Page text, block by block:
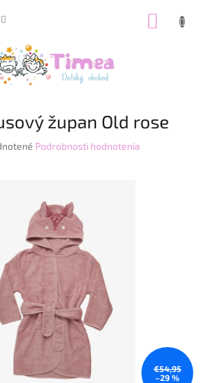
župan Old rose
Podrobnosti hodnotenia
€54,95
–29 %